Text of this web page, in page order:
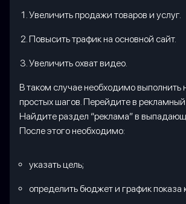
Увеличить продажи товаров и услуг.
Повысить трафик на основной сайт.
Увеличить охват видео.
В таком случае необходимо выполнить
простых шагов. Перейдите в рекламный
Найдите раздел “реклама” в
После этого необходимо:
указать цель;
определить бюджет и график показа